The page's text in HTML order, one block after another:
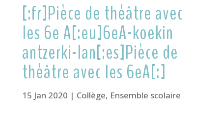
[:fr]Pièce de théâtre avec
les 6e A[:eu]6eA-koekin
antzerki-lan[:es]Pièce de
théâtre avec les 6eA[:]
15 Jan 2020 | Collège, Ensemble scolaire